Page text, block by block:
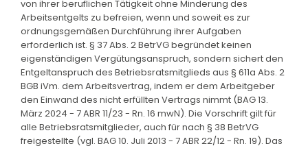
von ihrer beruflichen Tätigkeit ohne Minderung des
Arbeitsentgelts zu befreien, wenn und soweit es zur
ordnungsgemäßen Durchführung ihrer Aufgaben
erforderlich ist. § 37 Abs. 2 BetrVG begründet keinen
eigenständigen Vergütungsanspruch, sondern sichert den
Entgeltanspruch des Betriebsratsmitglieds aus § 611a Abs. 2
BGB iVm. dem Arbeitsvertrag, indem er dem Arbeitgeber
den Einwand des nicht erfüllten Vertrags nimmt (BAG 13.
März 2024 - 7 ABR 11/23 - Rn. 16 mwN). Die Vorschrift gilt für
alle Betriebsratsmitglieder, auch für nach § 38 BetrVG
freigestellte (vgl. BAG 10. Juli 2013 - 7 ABR 22/12 - Rn. 19). Das